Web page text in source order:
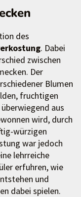
des
. Dabei
zwischen
Der
Blumen
fruchtigen
aus
wird, durch
würzigen
war jedoch
lehrreiche
erfuhren, wie
und
dabei spielen.